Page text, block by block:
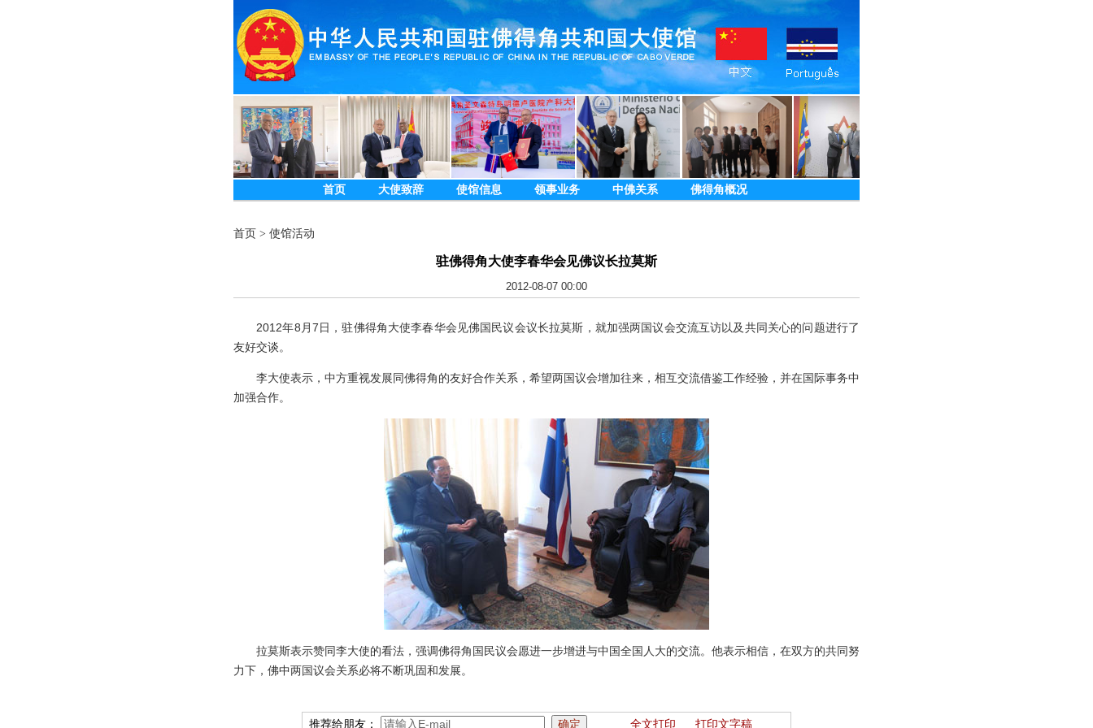
首页 大使致辞 使馆信息 领事业务 中佛关系 佛得角概况
首页 > 使馆活动
驻佛得角大使李春华会见佛议长拉莫斯
2012-08-07 00:00
2012年8月7日，驻佛得角大使李春华会见佛国民议会议长拉莫斯，就加强两国议会交流互访以及共同关心的问题进行了
友好交谈。
李大使表示，中方重视发展同佛得角的友好合作关系，希望两国议会增加往来，相互交流借鉴工作经验，并在国际事务中
加强合作。
拉莫斯表示赞同李大使的看法，强调佛得角国民议会愿进一步增进与中国全国人大的交流。他表示相信，在双方的共同努
力下，佛中两国议会关系必将不断巩固和发展。
推荐给朋友： 全文打印 打印文字稿